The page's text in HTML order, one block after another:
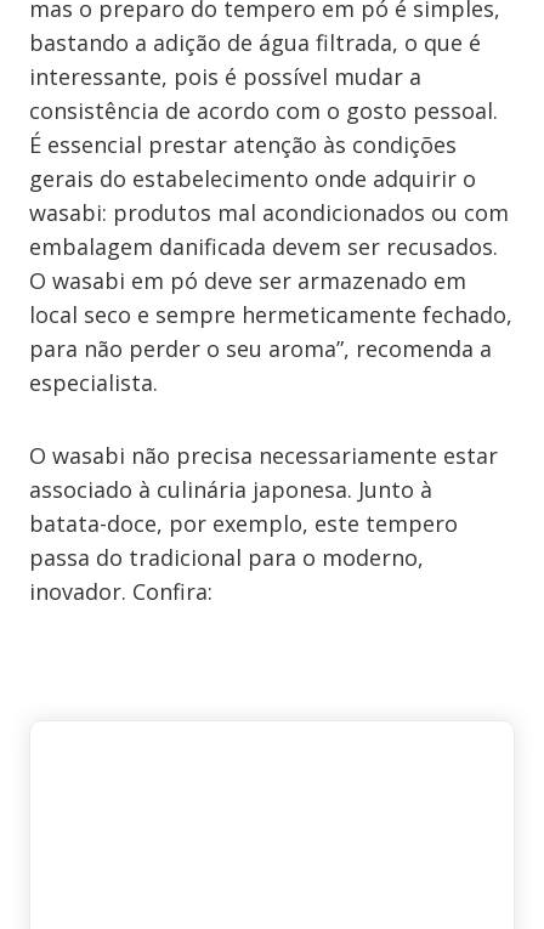
mas o preparo do tempero em pó é simples,
bastando a adição de água filtrada, o que é
interessante, pois é possível mudar a
consistência de acordo com o gosto pessoal.
É essencial prestar atenção às condições
gerais do estabelecimento onde adquirir o
wasabi: produtos mal acondicionados ou com
embalagem danificada devem ser recusados.
O wasabi em pó deve ser armazenado em
local seco e sempre hermeticamente fechado,
para não perder o seu aroma”, recomenda a
especialista.
O wasabi não precisa necessariamente estar
associado à culinária japonesa. Junto à
batata-doce, por exemplo, este tempero
passa do tradicional para o moderno,
inovador. Confira: